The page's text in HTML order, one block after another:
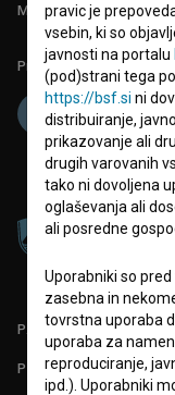
Mednarodna številka
Projekt sofinancira:
PARTNERJI
POGOJI UPORABE
pravic je
vsebin, ki so
javnosti na portalu
(pod)strani tega
https://bsf.si ni
distribuiranje,
prikazovanje ali
drugih varovanih
tako ni dovoljena
oglaševanja ali
ali posredne
Uporabniki so
zasebna in
tovrstna uporaba
uporaba za
reproduciranje,
ipd.). Uporabniki